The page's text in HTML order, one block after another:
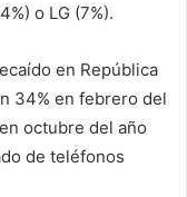
o LG (7%).
en República
34% en febrero del
octubre del año
de teléfonos